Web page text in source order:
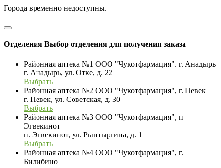
Города временно недоступны.
Отделения Выбор отделения для получения заказа
Районная аптека №1 ООО "Чукотфармация", г. Анадырь
г. Анадырь, ул. Отке, д. 22
Выбрать
Районная аптека №2 ООО "Чукотфармация", г. Певек
г. Певек, ул. Советская, д. 30
Выбрать
Районная аптека №3 ООО "Чукотфармация", п.
Эгвекинот
п. Эгвекинот, ул. Рынтыргина, д. 1
Выбрать
Районная аптека №4 ООО "Чукотфармация", г.
Билибино